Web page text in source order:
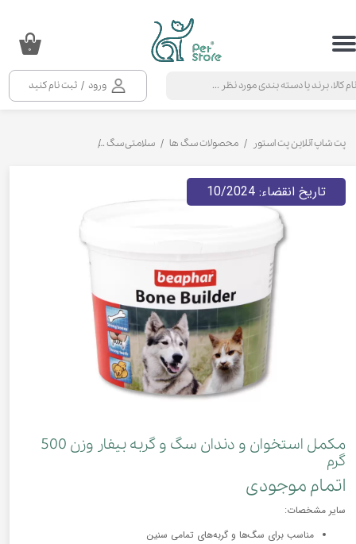
ورود / ثبت نام کنید
حساب کاربری من
خروج از حساب کاربری
۰
پت شاپ آنلاین پت استور محصولات سگ ها سلامتی سگ
مکمل استخوان و دندان سگ و گربه بیفار وزن 500
گرم
اتمام موجودی
سایر مشخصات:
مناسب برای سگ‌ها و گربه‌های تمامی سنین
تاریخ انقضاء: 10/2024